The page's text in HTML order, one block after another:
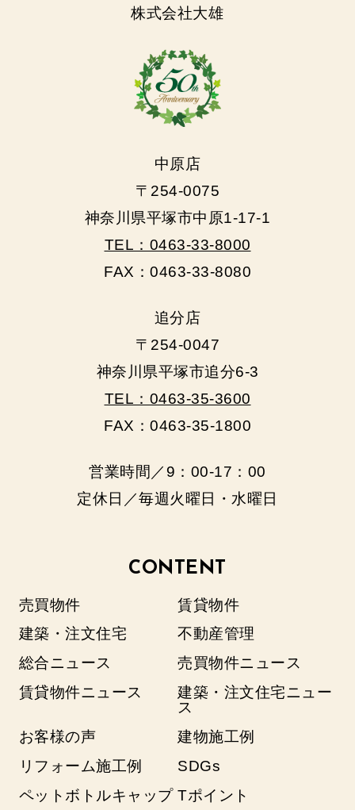
株式会社大雄
中原店
〒254-0075
神奈川県平塚市中原1-17-1
TEL：0463-33-8000
FAX：0463-33-8080
追分店
〒254-0047
神奈川県平塚市追分6-3
TEL：0463-35-3600
FAX：0463-35-1800
営業時間／9：00‐17：00
定休日／毎週火曜日・水曜日
CONTENT
売買物件
賃貸物件
建築・注文住宅
不動産管理
総合ニュース
売買物件ニュース
賃貸物件ニュース
建築・注文住宅ニュー
ス
お客様の声
建物施工例
リフォーム施工例
SDGs
ペットボトルキャップ Tポイント